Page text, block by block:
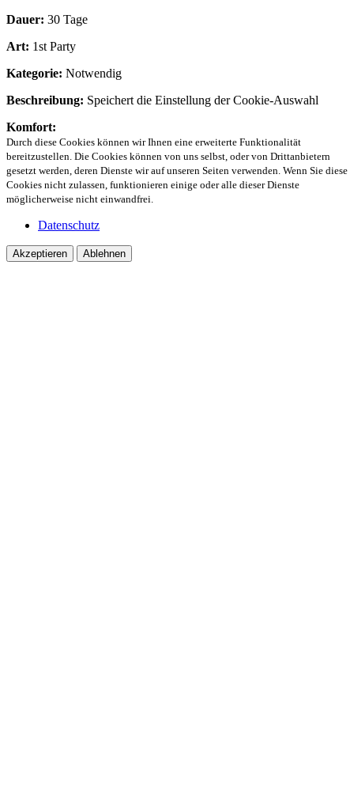
Dauer: 30 Tage
Art: 1st Party
Kategorie: Notwendig
Beschreibung: Speichert die Einstellung der Cookie-Auswahl
Komfort:
Durch diese Cookies können wir Ihnen eine erweiterte Funktionalität
bereitzustellen. Die Cookies können von uns selbst, oder von Drittanbietern
gesetzt werden, deren Dienste wir auf unseren Seiten verwenden. Wenn Sie diese
Cookies nicht zulassen, funktionieren einige oder alle dieser Dienste
möglicherweise nicht einwandfrei.
Datenschutz
Akzeptieren Ablehnen